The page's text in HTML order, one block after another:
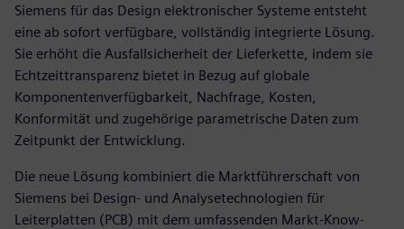
Siemens für das Design elektronischer Systeme entsteht
eine ab sofort verfügbare, vollständig integrierte Lösung.
Sie erhöht die Ausfallsicherheit der Lieferkette, indem sie
Echtzeittransparenz bietet in Bezug auf globale
Komponentenverfügbarkeit, Nachfrage, Kosten,
Konformität und zugehörige parametrische Daten zum
Zeitpunkt der Entwicklung.
Die neue Lösung kombiniert die Marktführerschaft von
Siemens bei Design- und Analysetechnologien für
Leiterplatten (PCB) mit dem umfassenden Markt-Know-